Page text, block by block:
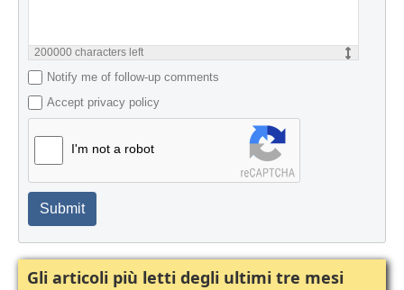
200000 characters left
Notify me of follow-up comments
Accept privacy policy
I'm not a robot
Submit
Gli articoli più letti degli ultimi tre mesi